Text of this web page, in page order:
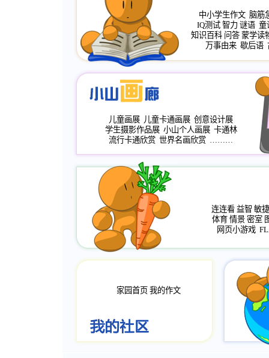
中小学生作文 脑筋
IQ测试 智力 谜语 童
知识百科 问答 蒙学读
万事由来 歇后语
儿童画展 儿童卡通画展 创意设计展
学生摄影作品展 小山个人画展 卡通林
流行卡通欣赏 世界名画欣赏 ………
连连看 益智 敏捷
体育 情景 密室
网页小游戏
家园首页 我的作文